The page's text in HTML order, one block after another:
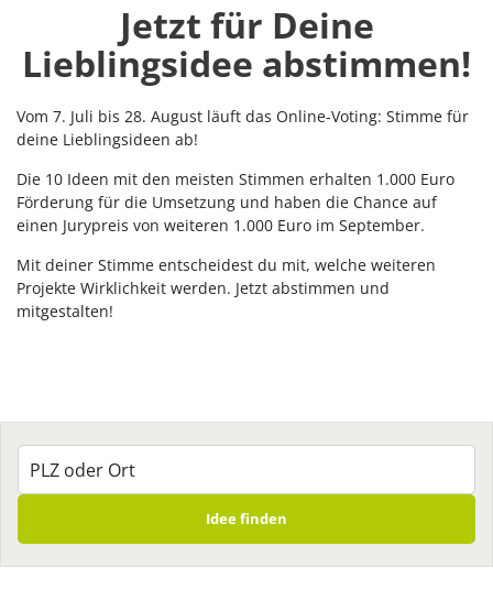
Jetzt für Deine
Lieblingsidee abstimmen!
Vom 7. Juli bis 28. August läuft das Online-Voting: Stimme für
deine Lieblingsideen ab!
Die 10 Ideen mit den meisten Stimmen erhalten 1.000 Euro
Förderung für die Umsetzung und haben die Chance auf
einen Jurypreis von weiteren 1.000 Euro im September.
Mit deiner Stimme entscheidest du mit, welche weiteren
Projekte Wirklichkeit werden. Jetzt abstimmen und
mitgestalten!
Idee finden
Unsere Kategorien 2026
Teilnahmebedingungen
Fragen & Antworten
Archiv
Werde aktiv
Über uns